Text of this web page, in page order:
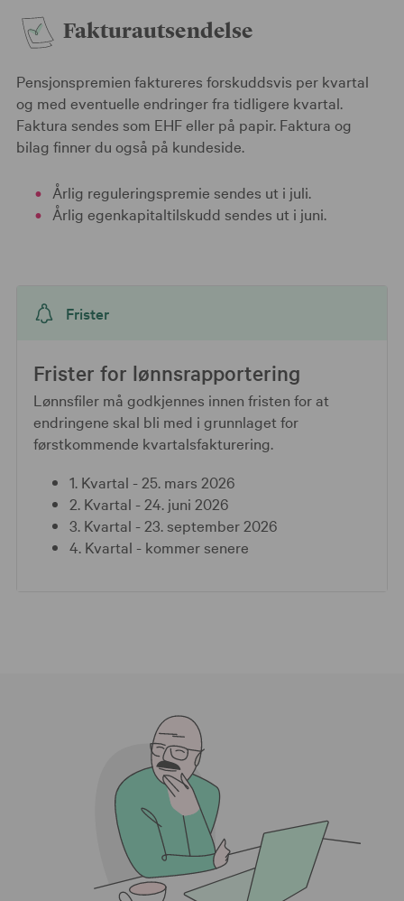
Fakturautsendelse
Pensjonspremien faktureres forskuddsvis per kvartal
og med eventuelle endringer fra tidligere kvartal.
Faktura sendes som EHF eller på papir. Faktura og
bilag finner du også på kundeside.
Årlig reguleringspremie sendes ut i juli.
Årlig egenkapitaltilskudd sendes ut i juni.
Frister
Frister for lønnsrapportering
Lønnsfiler må godkjennes innen fristen for at
endringene skal bli med i grunnlaget for
førstkommende kvartalsfakturering.
1. Kvartal - 25. mars 2026
2. Kvartal - 24. juni 2026
3. Kvartal - 23. september 2026
4. Kvartal - kommer senere